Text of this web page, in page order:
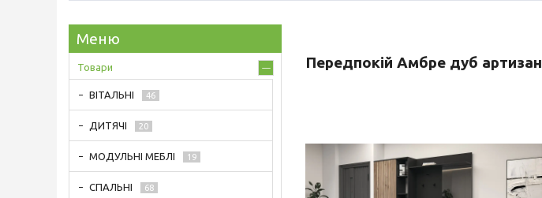
Передпокій Амбре дуб артизан
Товари
ВІТАЛЬНІ 46
ДИТЯЧІ 20
МОДУЛЬНІ МЕБЛІ 19
СПАЛЬНІ 68